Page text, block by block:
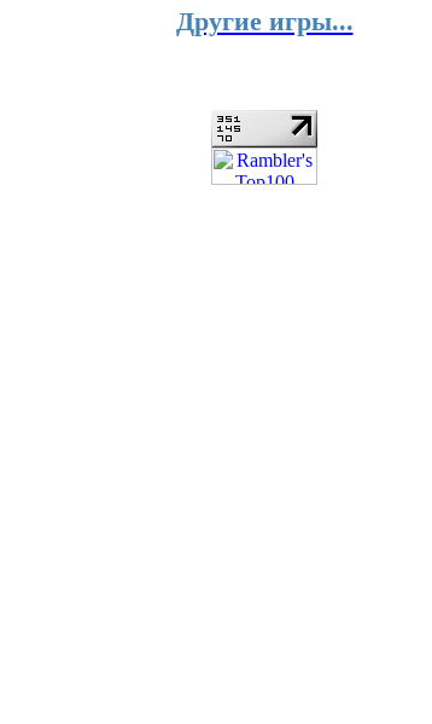
Другие игры...